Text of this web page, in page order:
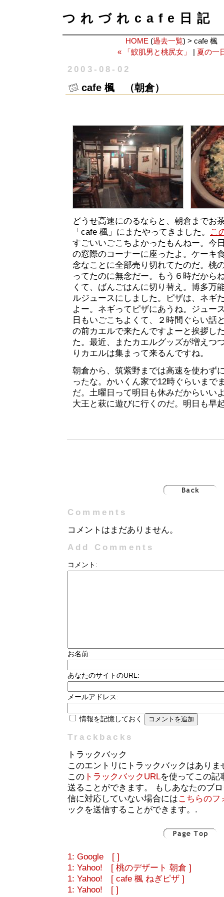
つれづれcafe日記
HOME (過去一覧) > cafe 楓
« 「鮫肌男と桃尻女」
夏の一
2003-08-02
cafe 楓 （朝倉）
どうせ高速にのるならと、朝倉までお
「cafe 楓」にまたやってきました。
こ
すごいいごこちよかったもんねー。今
の窓際のコーナーに座ったよ。ケーキ
念なことに全部売り切れてたのだ。桃
ってたのに無念だー。もう６時だから
くて、ばんごはんに切り替え。博多万
ルジュースにしました。ピザは、ネギ
よー。ネギってピザにあうね。ジュー
日もいごこちよくて、２時間ぐらい話
の前カエルで来たんですよーと挨拶し
た。最近、またカエルグッズが増えつ
りカエルは集まって来るんですね。
朝倉から、筑紫野までは高速を使わず
ったな。かいくん家で12時ぐらいまで
だ。土曜日って明日も休みだからいい
大王と萩に遊びに行くのだ。明日も早
Comments
コメントはまだありません。
Add Comments
コメント:
お名前:
あなたのサイトのURL:
メールアドレス:
情報を記憶しておく
Trackbacks
トラックバック
このエントリにトラックバックはありま
この トラックバックURLを使ってこの記
送ることができます。 もしあなたのブ
信に対応していない場合にはこちらのフ
ックを送信することができます。.
1: Google [ ]
1: Yahoo! [ 桃のデザート 朝倉 ]
1: Yahoo! [ cafe 楓 ねぎピザ ]
1: Yahoo! [ ]